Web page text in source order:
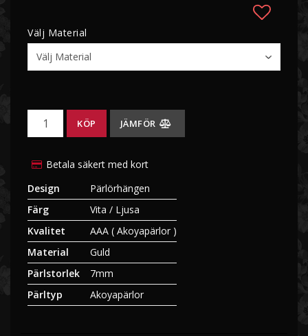
Lägg
Välj Material
KÖP JÄMFÖR
Betala säkert med kort
Design
Pärlörhängen
Färg
Vita / Ljusa
Kvalitet
AAA ( Akoyapärlor )
Material
Guld
Pärlstorlek
7mm
Pärltyp
Akoyapärlor